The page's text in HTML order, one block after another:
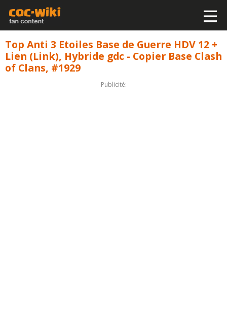
Top Anti 3 Etoiles Base de Guerre HDV 12 +
Lien (Link), Hybride gdc - Copier Base Clash
of Clans, #1929
Publicité: